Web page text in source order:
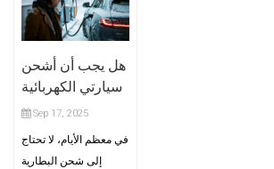
هل يجب أن أشحن
سيارتي الكهربائية
إلى 100%؟
Sep 17, 2025
في معظم الأيام، لا تحتاج
إلى شحن البطارية